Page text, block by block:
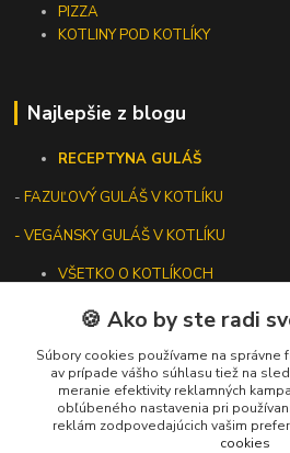
PIZZA
KOTLINY POD KOTLÍKY
Najlepšie z blogu
RECEPTYNA GULÁŠ
-FAZUĽOVÝ GULÁŠ V KOTLÍKU
- VEGÁNSKY GULÁŠ V KOTLÍKU
VŠETKO O KOTLÍKOCH
ÚDRŽBA LIATINOVÉHO RIADU
Kontakty
🍪 Ako by ste radi
Súbory cookies používame na správne
av prípade vášho súhlasu tiež na
meranie efektivity reklamných
obľúbeného nastavenia pri
reklám zodpovedajúcich vašim
cookies